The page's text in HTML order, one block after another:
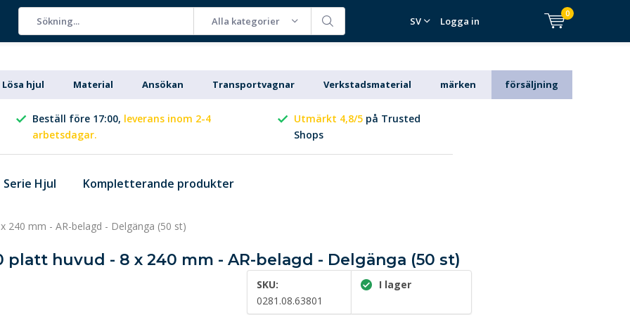
Alla kategorier SV Logga in
0
Lösa hjul Material Ansökan Transportvagnar Verkstadsmaterial märken försäljning
Beställ före 17:00, leverans inom 2-4
arbetsdagar.
Utmärkt 4,8/5 på Trusted
Shops
Serie Hjul Kompletterande produkter
240 mm - AR-belagd - Delgänga (50 st)
huvud - 8 x 240 mm - AR-belagd - Delgänga (50 st)
SKU:
0281.08.63801
I lager